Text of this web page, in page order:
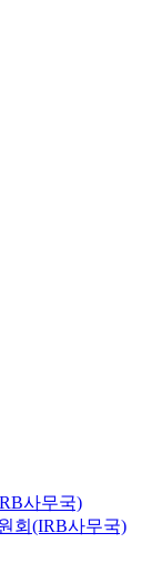
사무국)
회(IRB사무국)